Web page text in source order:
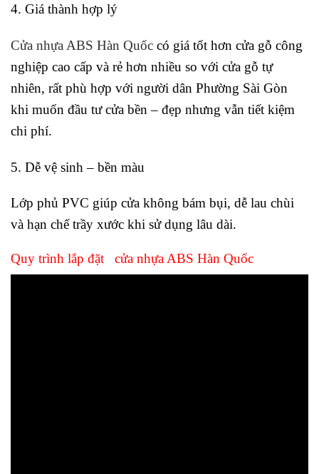
4. Giá thành hợp lý
Cửa nhựa ABS Hàn Quốc có giá tốt hơn cửa gỗ công
nghiệp cao cấp và rẻ hơn nhiều so với cửa gỗ tự
nhiên, rất phù hợp với người dân Phường Sài Gòn
khi muốn đầu tư cửa bền – đẹp nhưng vẫn tiết kiệm
chi phí.
5. Dễ vệ sinh – bền màu
Lớp phủ PVC giúp cửa không bám bụi, dễ lau chùi
và hạn chế trầy xước khi sử dụng lâu dài.
Quy trình lắp đặt cửa nhựa ABS Hàn Quốc